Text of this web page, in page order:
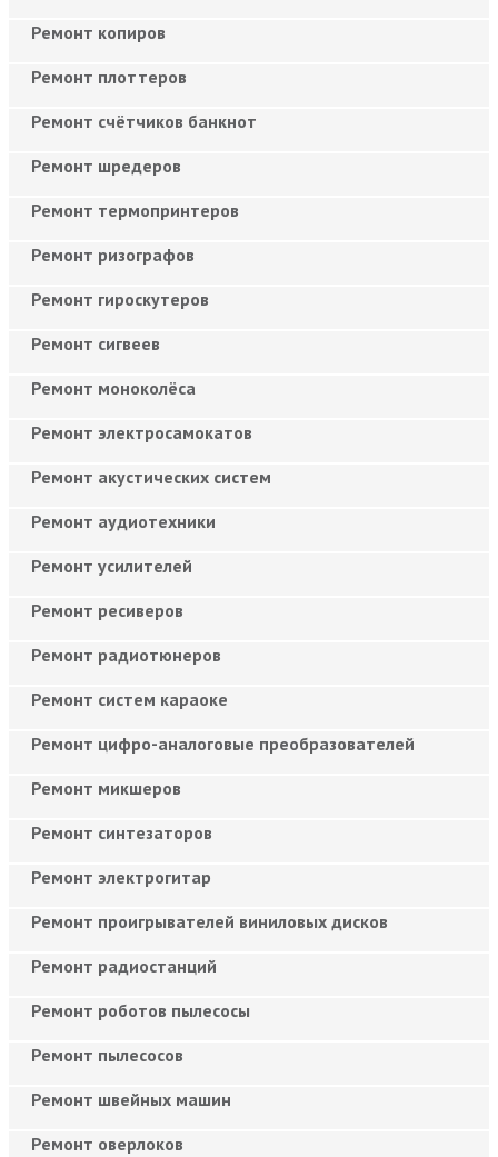
Ремонт копиров
Ремонт плоттеров
Ремонт счётчиков банкнот
Ремонт шредеров
Ремонт термопринтеров
Ремонт ризографов
Ремонт гироскутеров
Ремонт сигвеев
Ремонт моноколёса
Ремонт электросамокатов
Ремонт акустических систем
Ремонт аудиотехники
Ремонт усилителей
Ремонт ресиверов
Ремонт радиотюнеров
Ремонт систем караоке
Ремонт цифро-аналоговые преобразователей
Ремонт микшеров
Ремонт синтезаторов
Ремонт электрогитар
Ремонт проигрывателей виниловых дисков
Ремонт радиостанций
Ремонт роботов пылесосы
Ремонт пылесосов
Ремонт швейных машин
Ремонт оверлоков